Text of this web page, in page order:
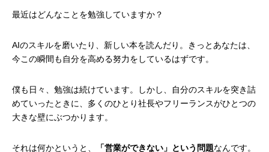
最近はどんなことを勉強していますか？
AIのスキルを磨いたり、新しい本を読んだり。きっとあなたは、
今この瞬間も自分を高める努力をしているはずです。
僕も日々、勉強は続けています。しかし、自分のスキルを突き詰
めていったときに、多くのひとり社長やフリーランスがひとつの
大きな壁にぶつかります。
それは何かというと、 「営業ができない」という問題なんです。